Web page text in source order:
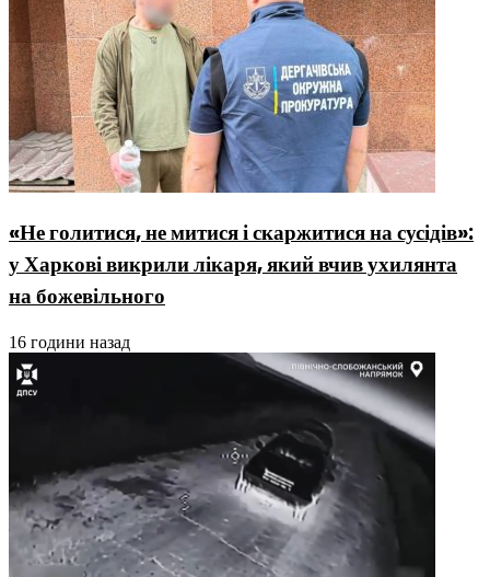
«Не голитися, не митися і скаржитися на сусідів»:
у Харкові викрили лікаря, який вчив ухилянта
на божевільного
16 години назад